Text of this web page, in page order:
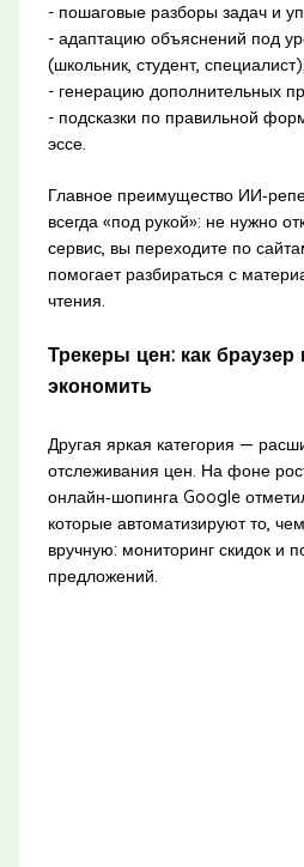
- пошаговые разборы задач и
- адаптацию объяснений под
(школьник, студент, специалист);
- генерацию дополнительных
- подсказки по правильной
эссе.
Главное преимущество
всегда «под рукой»: не нужно
сервис, вы переходите по
помогает разбираться с
чтения.
Трекеры цен: как браузер
экономить
Другая яркая категория —
отслеживания цен. На фоне
онлайн‑шопинга Google
которые автоматизируют то,
вручную: мониторинг скидок и
предложений.